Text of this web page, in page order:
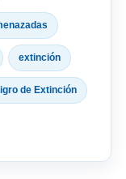
extinción
de Extinción